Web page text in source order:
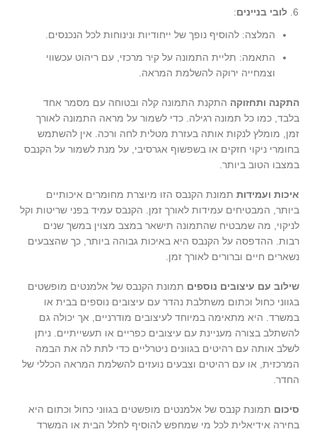
לובי בניינים:
המלצה: להוסיף נופך של ייחודיות ונינוחות לכל הנכנסים.
התאמה: תליית התמונה על קיר מרכזי, עם ריהוט עכשווי
וצמחייה ירוקה להשלמת המראה.
התקנה ותחזוקה התקנת התמונה קלה ובטוחה עם מסמר אחד
בלבד, כמו כל תמונה רגילה. כדי לשמור על מראה התמונה לאורך
זמן, מומלץ לנקות אותה בעזרת מטלית לחה ורכה. אין להשתמש
בחומרי ניקוי חזקים או בשפשוף אגרסיבי, על מנת לשמור על הקנבס
במצבו הטוב ביותר.
איכות ועמידות תמונת הקנבס הזו מיוצרת מחומרים איכותיים
ביותר, המבטיחים עמידות לאורך זמן. הקנבס עמיד בפני שריטות וקל
לניקוי, מה שמבטיח שהתמונה תישאר במצב מצוין במשך שנים
רבות. ההדפסה על הקנבס היא באיכות גבוהה ביותר, כך שהצבעים
נשארים חיים וברורים לאורך זמן.
שילוב עם עיצובים נוספים תמונת הקנבס של אלמנטים מופשטים
בגווני כחול וכתום משתלבת נהדר עם עיצובים נוספים בבית או
במשרד. היא מתאימה במיוחד לעיצובים מודרניים, אך יכולה גם
להשתלב בצורה מעניינת עם עיצובים כפריים או תעשייתיים. ניתן
לשלב אותה עם רהיטים בגוונים ניטרליים כדי לתת לה את הבמה
המרכזית, או עם רהיטים וצבעים נועזים להשלמת המראה הכללי של
החדר.
סיכום תמונת קנבס של אלמנטים מופשטים בגווני כחול וכתום היא
בחירה אידיאלית לכל מי שמחפש להוסיף לחלל הבית או המשרד